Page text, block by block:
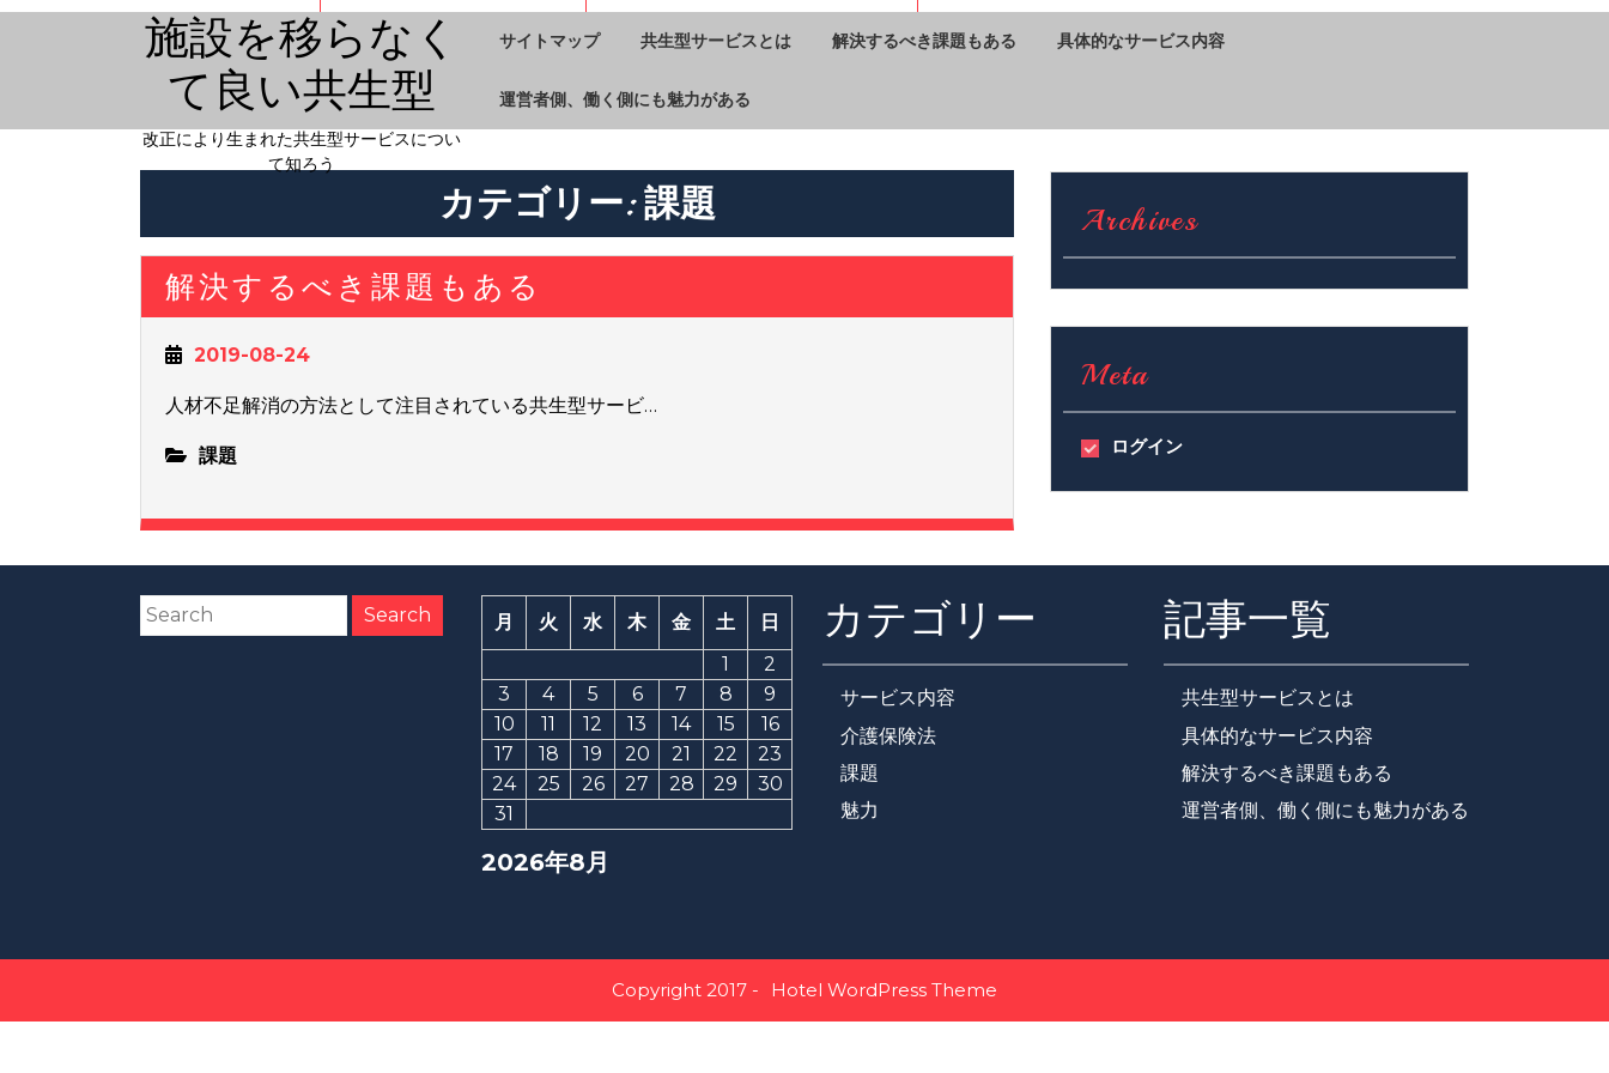
施設を移らなく
て良い共生型
改正により生まれた共生型サービスについ
て知ろう
サイトマップ 共生型サービスとは 解決するべき課題もある 具体的なサービス内容
運営者側、働く側にも魅力がある
カテゴリー:課題
解決するべき課題もある
2019-08-24
人材不足解消の方法として注目されている共生型サービ…
課題
Archives
Meta
ログイン
2026年8月
月 火 水 木 金 土
日
1
2
3
4 5 6 7 8
9
10
11 12 13 14 15
16
17
18 19 20 21 22
23
24
25 26 27 28 29
30
31
カテゴリー
サービス内容
介護保険法
課題
魅力
記事一覧
共生型サービスとは
具体的なサービス内容
解決するべき課題もある
運営者側、働く側にも魅力がある
Copyright 2017 - Hotel WordPress Theme